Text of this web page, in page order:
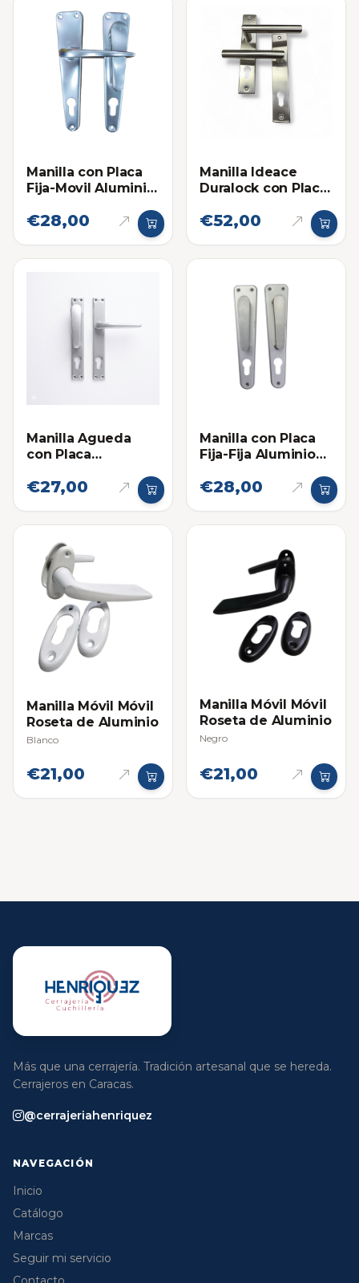
Manilla con Placa
Fija-Movil Aluminio
€28,00
Manilla Ideace
Duralock con Placa
Cuadrada Aluminio
€52,00
Manilla Agueda
con Placa
Aluminio Natural
€27,00
Manilla con Placa
Fija-Fija Aluminio
€28,00
Manilla Móvil Móvil
Roseta de Aluminio
Blanco
€21,00
Manilla Móvil Móvil
Roseta de Aluminio
Negro
€21,00
Más que una cerrajería. Tradición artesanal que se hereda.
Cerrajeros en Caracas.
@cerrajeriahenriquez
NAVEGACIÓN
Inicio
Catálogo
Marcas
Seguir mi servicio